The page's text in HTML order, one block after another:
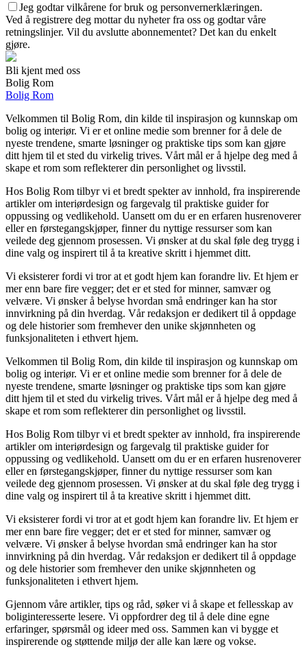
Jeg godtar vilkårene for bruk og personvernerklæringen.
Ved å registrere deg mottar du nyheter fra oss og godtar våre
retningslinjer. Vil du avslutte abonnementet? Det kan du enkelt
gjøre.
Bli kjent med oss
Bolig Rom
Bolig Rom
Velkommen til Bolig Rom, din kilde til inspirasjon og kunnskap om
bolig og interiør. Vi er et online medie som brenner for å dele de
nyeste trendene, smarte løsninger og praktiske tips som kan gjøre
ditt hjem til et sted du virkelig trives. Vårt mål er å hjelpe deg med å
skape et rom som reflekterer din personlighet og livsstil.
Hos Bolig Rom tilbyr vi et bredt spekter av innhold, fra inspirerende
artikler om interiørdesign og fargevalg til praktiske guider for
oppussing og vedlikehold. Uansett om du er en erfaren husrenoverer
eller en førstegangskjøper, finner du nyttige ressurser som kan
veilede deg gjennom prosessen. Vi ønsker at du skal føle deg trygg i
dine valg og inspirert til å ta kreative skritt i hjemmet ditt.
Vi eksisterer fordi vi tror at et godt hjem kan forandre liv. Et hjem er
mer enn bare fire vegger; det er et sted for minner, samvær og
velvære. Vi ønsker å belyse hvordan små endringer kan ha stor
innvirkning på din hverdag. Vår redaksjon er dedikert til å oppdage
og dele historier som fremhever den unike skjønnheten og
funksjonaliteten i ethvert hjem.
Velkommen til Bolig Rom, din kilde til inspirasjon og kunnskap om
bolig og interiør. Vi er et online medie som brenner for å dele de
nyeste trendene, smarte løsninger og praktiske tips som kan gjøre
ditt hjem til et sted du virkelig trives. Vårt mål er å hjelpe deg med å
skape et rom som reflekterer din personlighet og livsstil.
Hos Bolig Rom tilbyr vi et bredt spekter av innhold, fra inspirerende
artikler om interiørdesign og fargevalg til praktiske guider for
oppussing og vedlikehold. Uansett om du er en erfaren husrenoverer
eller en førstegangskjøper, finner du nyttige ressurser som kan
veilede deg gjennom prosessen. Vi ønsker at du skal føle deg trygg i
dine valg og inspirert til å ta kreative skritt i hjemmet ditt.
Vi eksisterer fordi vi tror at et godt hjem kan forandre liv. Et hjem er
mer enn bare fire vegger; det er et sted for minner, samvær og
velvære. Vi ønsker å belyse hvordan små endringer kan ha stor
innvirkning på din hverdag. Vår redaksjon er dedikert til å oppdage
og dele historier som fremhever den unike skjønnheten og
funksjonaliteten i ethvert hjem.
Gjennom våre artikler, tips og råd, søker vi å skape et fellesskap av
boliginteresserte lesere. Vi oppfordrer deg til å dele dine egne
erfaringer, spørsmål og ideer med oss. Sammen kan vi bygge et
inspirerende og støttende miljø der alle kan lære og vokse.